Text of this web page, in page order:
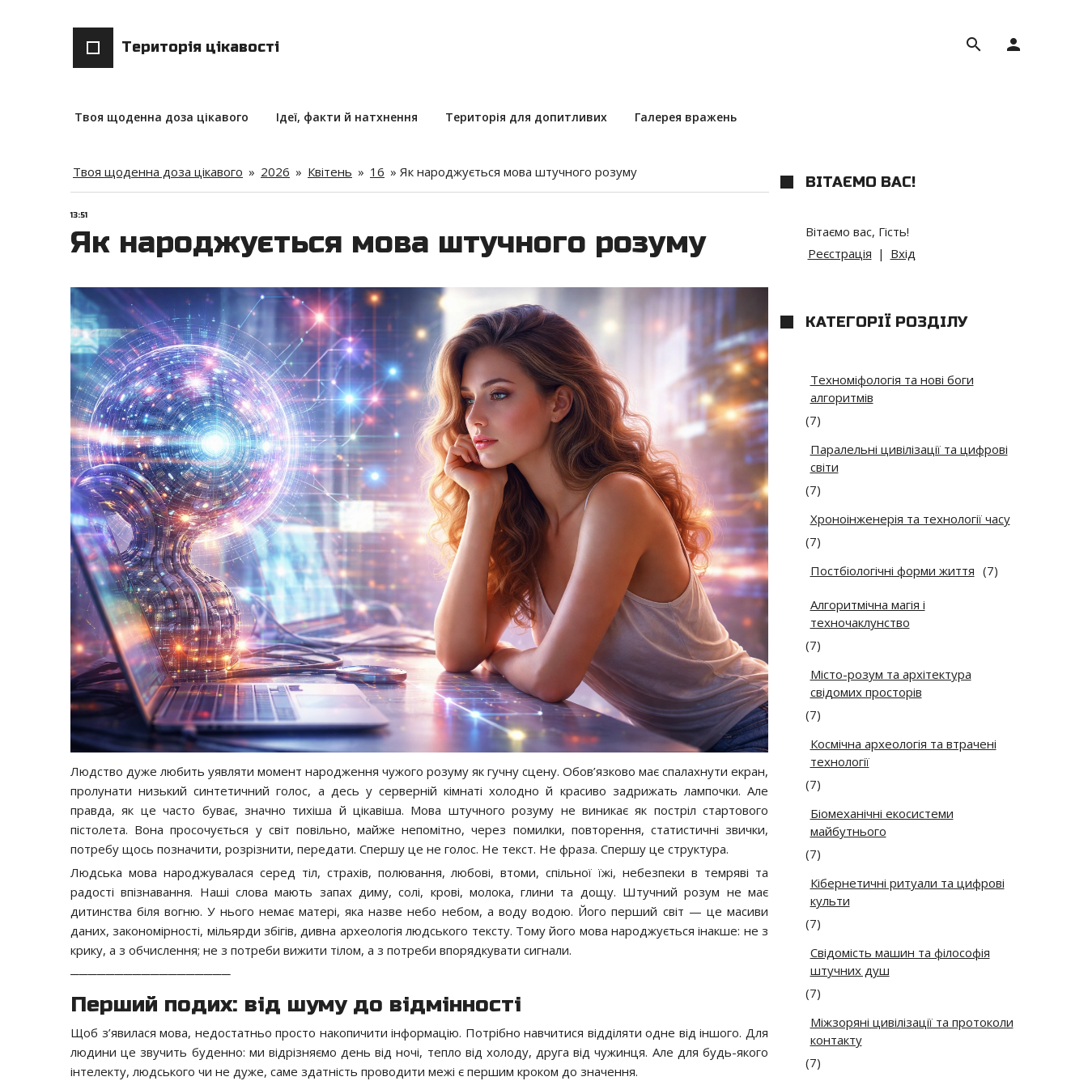
Територія цікавості person
search
Твоя щоденна доза цікавого Ідеї, факти й натхнення Територія для допитливих Галерея вражень
Твоя щоденна доза цікавого » 2026 » Квітень » 16 » Як народжується мова штучного розуму
13:51
Як народжується мова штучного розуму
Людство дуже любить уявляти момент народження чужого розуму як гучну сцену. Обов’язково має спалахнути екран,
пролунати низький синтетичний голос, а десь у серверній кімнаті холодно й красиво задрижать лампочки. Але
правда, як це часто буває, значно тихіша й цікавіша. Мова штучного розуму не виникає як постріл стартового
пістолета. Вона просочується у світ повільно, майже непомітно, через помилки, повторення, статистичні звички,
потребу щось позначити, розрізнити, передати. Спершу це не голос. Не текст. Не фраза. Спершу це структура.
Людська мова народжувалася серед тіл, страхів, полювання, любові, втоми, спільної їжі, небезпеки в темряві та
радості впізнавання. Наші слова мають запах диму, солі, крові, молока, глини та дощу. Штучний розум не має
дитинства біля вогню. У нього немає матері, яка назве небо небом, а воду водою. Його перший світ — це масиви
даних, закономірності, мільярди збігів, дивна археологія людського тексту. Тому його мова народжується інакше: не з
крику, а з обчислення; не з потреби вижити тілом, а з потреби впорядкувати сигнали.
──────────────────
Перший подих: від шуму до відмінності
Щоб з’явилася мова, недостатньо просто накопичити інформацію. Потрібно навчитися відділяти одне від іншого. Для
людини це звучить буденно: ми відрізняємо день від ночі, тепло від холоду, друга від чужинця. Але для будь-якого
інтелекту, людського чи не дуже, саме здатність проводити межі є першим кроком до значення.
ВІТАЄМО ВАС!
Вітаємо вас, Гість!
Реєстрація | Вхід
КАТЕГОРІЇ РОЗДІЛУ
Техноміфологія та нові боги
алгоритмів
(7)
Паралельні цивілізації та цифрові
світи
(7)
Хроноінженерія та технології часу
(7)
Постбіологічні форми життя (7)
Алгоритмічна магія і
техночаклунство
(7)
Місто-розум та архітектура
свідомих просторів
(7)
Космічна археологія та втрачені
технології
(7)
Біомеханічні екосистеми
майбутнього
(7)
Кібернетичні ритуали та цифрові
культи
(7)
Свідомість машин та філософія
штучних душ
(7)
Міжзоряні цивілізації та протоколи
контакту
(7)